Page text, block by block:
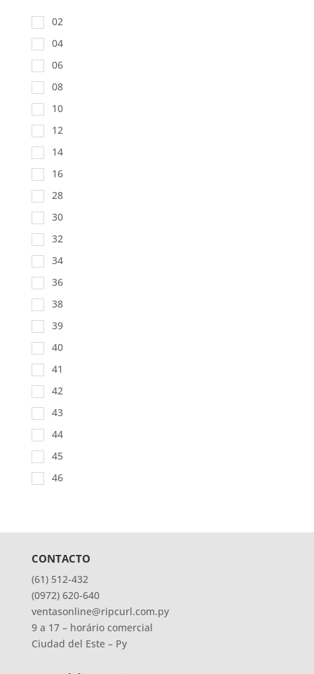
02
04
06
08
10
12
14
16
28
30
32
34
36
38
39
40
41
42
43
44
45
46
CONTACTO
(61) 512-432
(0972) 620-640
ventasonline@ripcurl.com.py
9 a 17 – horário comercial
Ciudad del Este – Py